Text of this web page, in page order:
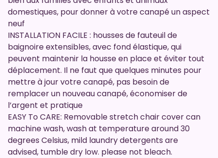
domestiques, pour donner à votre canapé un aspect
neuf
INSTALLATION FACILE : housses de fauteuil de
baignoire extensibles, avec fond élastique, qui
peuvent maintenir la housse en place et éviter tout
déplacement. Il ne faut que quelques minutes pour
mettre à jour votre canapé, pas besoin de
remplacer un nouveau canapé, économiser de
l’argent et pratique
EASY To CARE: Removable stretch chair cover can
machine wash, wash at temperature around 30
degrees Celsius, mild laundry detergents are
advised, tumble dry low. please not bleach.